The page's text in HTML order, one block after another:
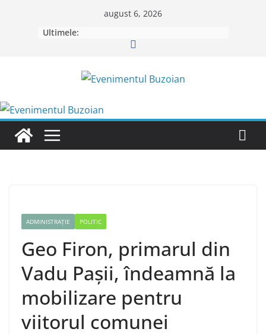
august 6, 2026
Ultimele:
ADMINISTRAȚIE POLITIC
Geo Firon, primarul din
Vadu Pașii, îndeamnă la
mobilizare pentru
viitorul comunei